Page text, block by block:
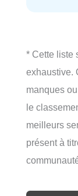
* Cette liste
exhaustive.
manques
le
meilleurs
présent à